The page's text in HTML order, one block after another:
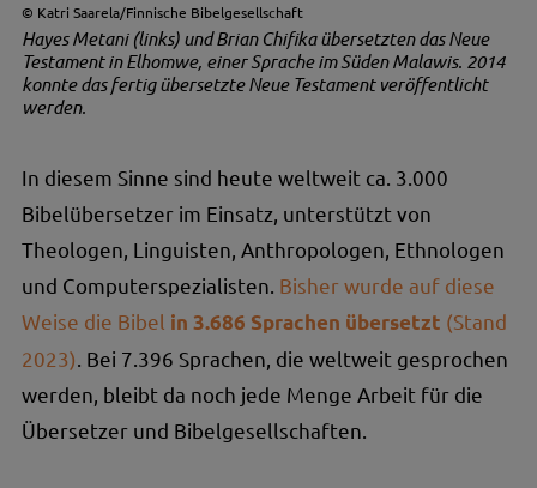
Katri Saarela/Finnische Bibelgesellschaft
Hayes Metani (links) und Brian Chifika übersetzten das Neue
Testament in Elhomwe, einer Sprache im Süden Malawis. 2014
konnte das fertig übersetzte Neue Testament veröffentlicht
werden.
In diesem Sinne sind heute weltweit ca. 3.000
Bibelübersetzer im Einsatz, unterstützt von
Theologen, Linguisten, Anthropologen, Ethnologen
und Computerspezialisten. Bisher wurde auf diese
Weise die Bibel in 3.686 Sprachen übersetzt (Stand
2023) . Bei 7.396 Sprachen, die weltweit gesprochen
werden, bleibt da noch jede Menge Arbeit für die
Übersetzer und Bibelgesellschaften.